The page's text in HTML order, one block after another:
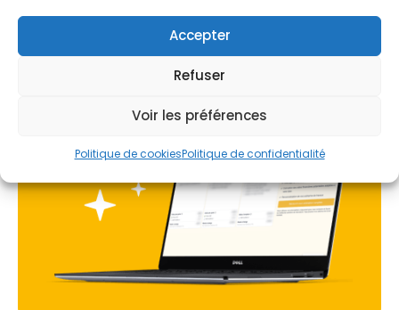
Accepter
Refuser
Voir les préférences
Politique de cookiesPolitique de confidentialité
systèmes classiques qui chauffent l'eau par
résistance électrique directe, le chauffe-eau
économique utilise une pompe à chaleur intégrée.
Ce processus permet de diviser par trois ou quatre
production d'eau chaude, un argument de poids
énergétiques.
Contactez-nous maintenant
pour maximiser vos aides !